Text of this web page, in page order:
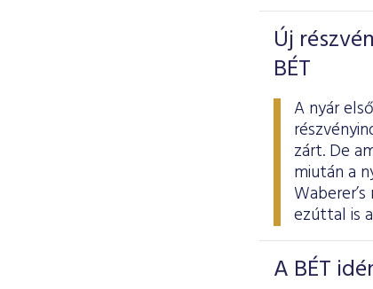
Új
BÉT
A nyár
zárt. De
miután a
ezúttal is
A BÉT